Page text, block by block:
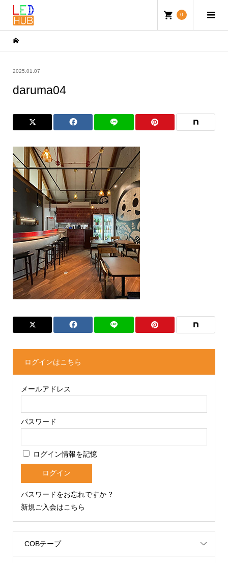
0
2025.01.07
daruma04
ログインはこちら
メールアドレス
パスワード
ログイン情報を記憶
パスワードをお忘れですか ?
新規ご入会はこちら
COBテープ